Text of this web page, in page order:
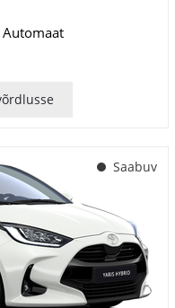
Automaat
Saabuv